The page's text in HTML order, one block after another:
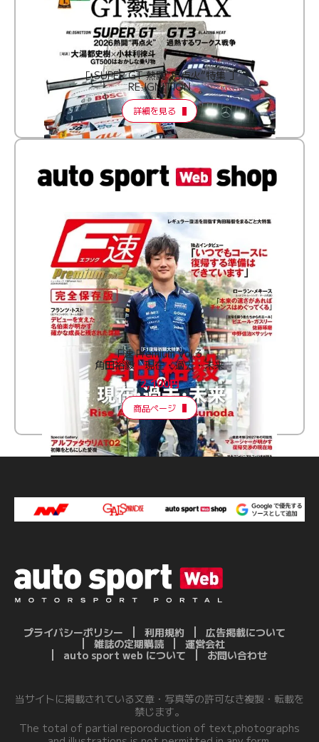
［ SUPER GT 熱闘“再点火”特集 ］
RE:IGNITION
詳細を見る
F速 Premium Vol.3
角田裕毅 現在・過去・未来
2,100円
商品ページ
プライバシーポリシー 利用規約
広告掲載について
雑誌の定期購読
運営会社
auto sport web について
お問い合わせ
当サイトに掲載されている文章・写真等の許可なき複製・転載を
禁じます。
The total of partial reporoduction of text,photographs